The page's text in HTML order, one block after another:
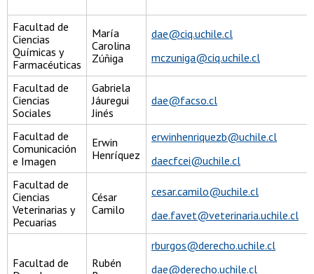
Facultad de
Ciencias
Químicas y
Farmacéuticas
María
Carolina
Zúñiga
dae@ciq.uchile.cl
mczuniga@ciq.uchile.cl
Facultad de
Ciencias
Sociales
Gabriela
Jáuregui
Jinés
dae@facso.cl
Facultad de
Comunicación
e Imagen
Erwin
Henríquez
erwinhenriquezb@uchile.cl
daecfcei@uchile.cl
Facultad de
Ciencias
Veterinarias y
Pecuarias
César
Camilo
cesar.camilo@uchile.cl
dae.favet@veterinaria.uchile.cl
Facultad de
Rubén
rburgos@derecho.uchile.cl
dae@derecho.uchile.cl